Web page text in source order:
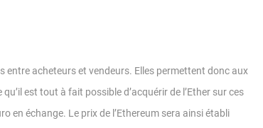
acheteurs et vendeurs. Elles permettent donc aux
est tout à fait possible d’acquérir de l’Ether sur ces
en échange. Le prix de l’Ethereum sera ainsi établi